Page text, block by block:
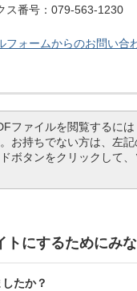
ス番号：079-563-1230
フォームからのお問い合
ファイルを閲覧するに
お持ちでない方は、左
ボタンをクリックして
トにするためにみ
たか？